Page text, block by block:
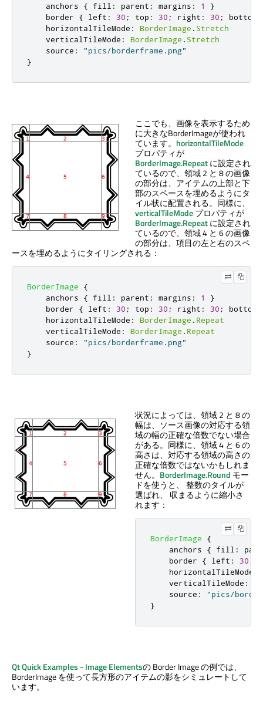
anchors
{ fill : parent ; margins : 1
}
border
{ left : 30 ; top : 30 ; right : 30 ; bottom
horizontalTileMode : BorderImage . Stretch
verticalTileMode : BorderImage . Stretch
source :
"pics/borderframe.png"
}
ここでも、画像を表示するため
に大きなBorderImageが使われ
ています。 horizontalTileMode
プロパティが
BorderImage.Repeatに設定され
ているので、領域 2 と 8 の画像
の部分は、アイテムの上部と下
部のスペースを埋めるようにタ
イル状に配置される。同様に、
verticalTileModeプロパティが
BorderImage.Repeatに設定され
ているので、領域 4 と 6 の画像
の部分は、項目の左と右のスペ
ースを埋めるようにタイリングされる：
BorderImage
{
anchors
{ fill : parent ; margins : 1
}
border
{ left : 30 ; top : 30 ; right : 30 ; bottom
horizontalTileMode : BorderImage . Repeat
verticalTileMode : BorderImage . Repeat
source :
"pics/borderframe.png"
}
状況によっては、領域 2 と 8 の
幅は、ソース画像の対応する領
域の幅の正確な倍数でない場合
がある。同様に、領域 4 と 6 の
高さは、対応する領域の高さの
正確な倍数ではないかもしれま
せん。 BorderImage.Round モー
ドを使うと、 整数のタイルが
選ばれ、 収まるように縮小さ
れます：
BorderImage
{
anchors
{ fill :
border
{ left : 30
horizontalTileMode
verticalTileMode :
source :
"pics/
}
Qt QuickExamples - Image Elementsの Border Image の例では、
BorderImage を使って長方形のアイテムの影をシミュレートして
います。